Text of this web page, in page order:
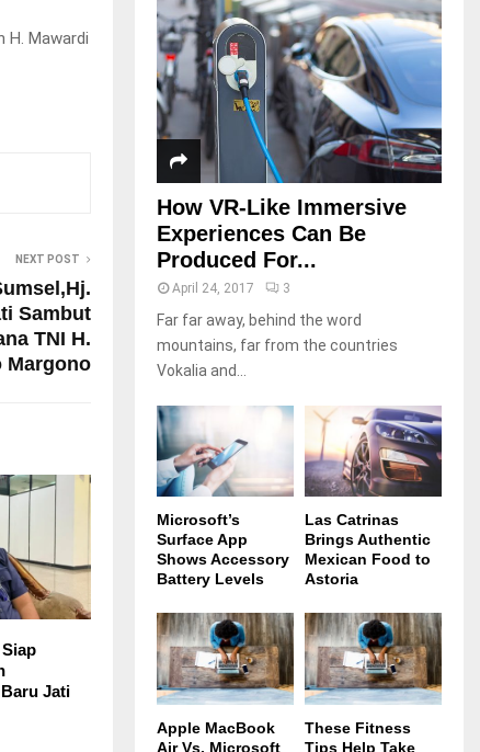
H. Mawardi
NEXT POST
Sambut
TNI H.
Margono
Jati
How VR-Like Immersive
Experiences Can Be
Produced For...
April 24, 2017 3
Far far away, behind the word
mountains, far from the countries
Vokalia and...
Microsoft’s
Surface App
Shows Accessory
Battery Levels
Las Catrinas
Brings Authentic
Mexican Food to
Astoria
Apple MacBook
Air Vs. Microsoft
These Fitness
Tips Help Take